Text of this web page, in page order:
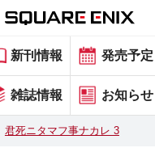
公式サイトメニュー
新刊情報 発売予定
雑誌情報 お知らせ
君死ニタマフ事ナカレ 3